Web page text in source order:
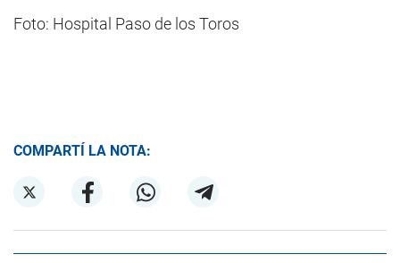
Foto: Hospital Paso de los Toros
COMPARTÍ LA NOTA: